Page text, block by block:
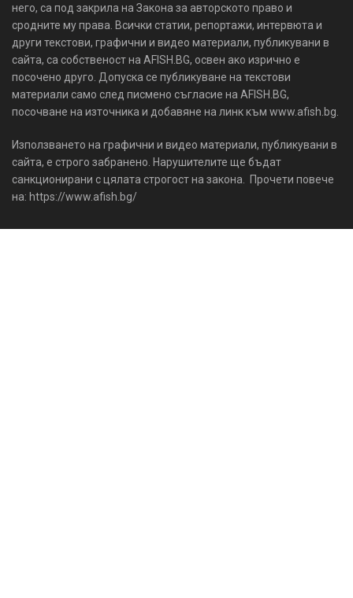
него, са под закрила на Закона за авторското право и
сродните му права. Всички статии, репортажи, интервюта и
други текстови, графични и видео материали, публикувани в
сайта, са собственост на AFISH.BG, освен ако изрично е
посочено друго. Допуска се публикуване на текстови
материали само след писмено съгласие на AFISH.BG,
посочване на източника и добавяне на линк към www.afish.bg.
Използването на графични и видео материали, публикувани в
сайта, е строго забранено. Нарушителите ще бъдат
санкционирани с цялата строгост на закона. Прочети повече
на: https://www.afish.bg/